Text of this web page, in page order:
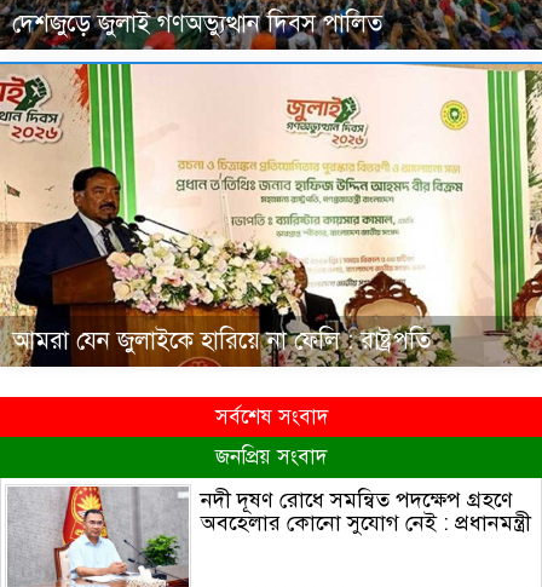
দেশজুড়ে জুলাই গণঅভ্যুত্থান দিবস পালিত
আমরা যেন জুলাইকে হারিয়ে না ফেলি : রাষ্ট্রপতি
সর্বশেষ সংবাদ
জনপ্রিয় সংবাদ
নদী দূষণ রোধে সমন্বিত পদক্ষেপ গ্রহণে
অবহেলার কোনো সুযোগ নেই : প্রধানমন্ত্রী